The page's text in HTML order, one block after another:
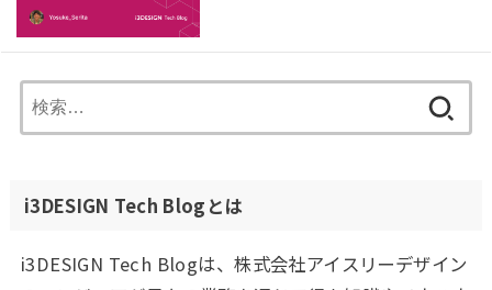
索:
i3DESIGN Tech Blogとは
i3DESIGN Tech Blogは、株式会社アイスリーデザイン